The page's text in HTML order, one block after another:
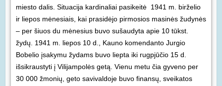
miesto dalis. Situacija kardinaliai pasikeitė 1941 m. birželio
ir liepos mėnesiais, kai prasidėjo pirmosios masinės žudynės
– per šiuos du mėnesius buvo sušaudyta apie 10 tūkst.
žydų. 1941 m. liepos 10 d., Kauno komendanto Jurgio
Bobelio įsakymu žydams buvo liepta iki rugpjūčio 15 d.
išsikraustyti į Vilijampolės getą. Vienu metu čia gyveno per
30 000 žmonių, geto savivaldoje buvo finansų, sveikatos